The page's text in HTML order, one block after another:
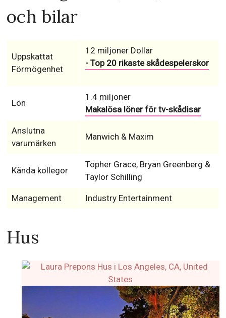
och bilar
Uppskattat
Förmögenhet
12 miljoner Dollar
- Top 20 rikaste skådespelerskor
Lön
1.4 miljoner
Makalösa löner för tv-skådisar
Anslutna
varumärken
Manwich & Maxim
Kända kollegor
Topher Grace, Bryan Greenberg &
Taylor Schilling
Management Industry Entertainment
Hus